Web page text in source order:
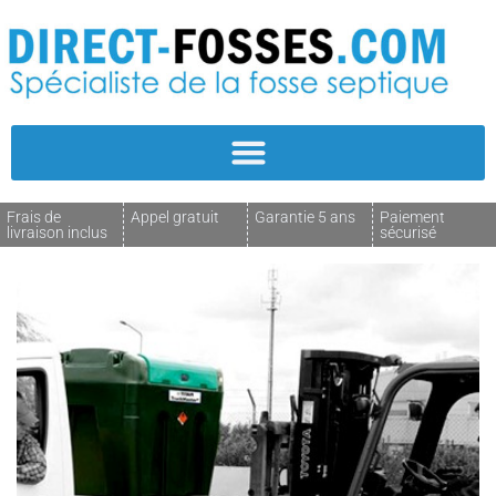
Frais de
livraison inclus
Appel gratuit Garantie 5 ans
Paiement
sécurisé